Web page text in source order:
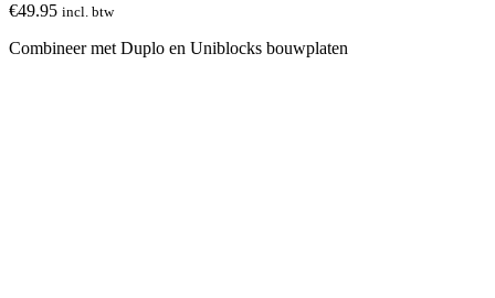
€49.95 incl. btw
Combineer met Duplo en Uniblocks bouwplaten